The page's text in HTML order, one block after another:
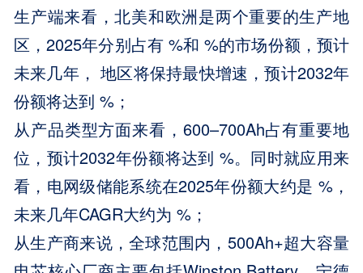
生产端来看，北美和欧洲是两个重要的生产地
区，2025年分别占有 %和 %的市场份额，预计
未来几年， 地区将保持最快增速，预计2032年
份额将达到 %；
从产品类型方面来看，600–700Ah占有重要地
位，预计2032年份额将达到 %。同时就应用来
看，电网级储能系统在2025年份额大约是 %，
未来几年CAGR大约为 %；
从生产商来说，全球范围内，500Ah+超大容量